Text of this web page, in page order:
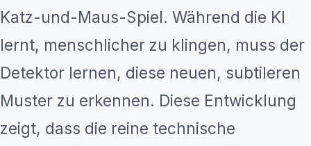
Katz-und-Maus-Spiel. Während die KI
lernt, menschlicher zu klingen, muss der
Detektor lernen, diese neuen, subtileren
Muster zu erkennen. Diese Entwicklung
zeigt, dass die reine technische